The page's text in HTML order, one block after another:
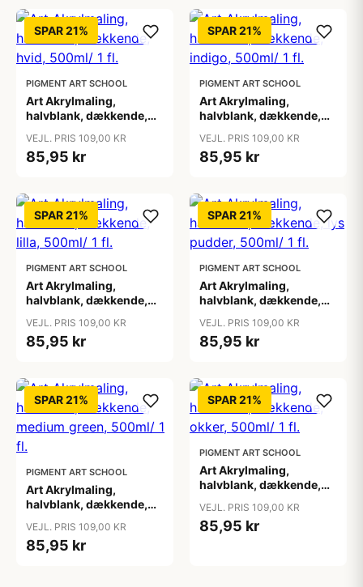
SPAR 21%
PIGMENT ART SCHOOL
Art Akrylmaling,
halvblank, dækkende,
VEJL. PRIS 109,00 KR
85,95 kr
SPAR 21%
PIGMENT ART SCHOOL
Art Akrylmaling,
halvblank, dækkende,
VEJL. PRIS 109,00 KR
85,95 kr
SPAR 21%
PIGMENT ART SCHOOL
Art Akrylmaling,
halvblank, dækkende,
VEJL. PRIS 109,00 KR
85,95 kr
SPAR 21%
PIGMENT ART SCHOOL
Art Akrylmaling,
halvblank, dækkende,
VEJL. PRIS 109,00 KR
85,95 kr
SPAR 21%
PIGMENT ART SCHOOL
Art Akrylmaling,
halvblank, dækkende,
fl.
VEJL. PRIS 109,00 KR
85,95 kr
SPAR 21%
PIGMENT ART SCHOOL
Art Akrylmaling,
halvblank, dækkende,
VEJL. PRIS 109,00 KR
85,95 kr